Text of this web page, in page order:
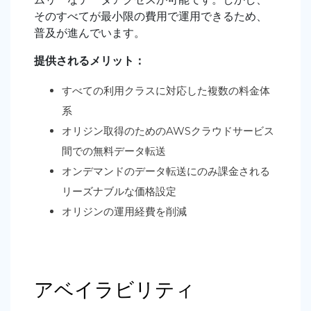
そのすべてが最小限の費用で運用できるため、
普及が進んでいます。
提供されるメリット：
すべての利用クラスに対応した複数の料金体
系
オリジン取得のためのAWSクラウドサービス
間での無料データ転送
オンデマンドのデータ転送にのみ課金される
リーズナブルな価格設定
オリジンの運用経費を削減
アベイラビリティ